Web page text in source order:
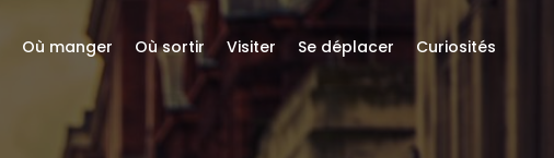
Où manger Où sortir Visiter Se déplacer Curiosités